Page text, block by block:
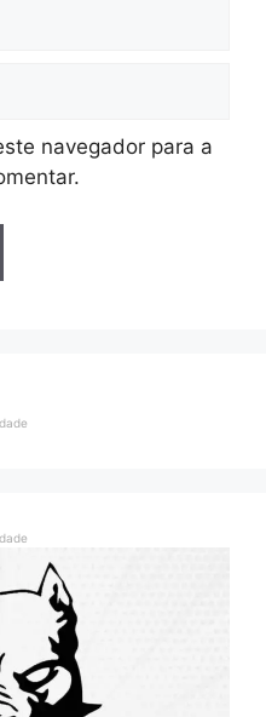
navegador para a